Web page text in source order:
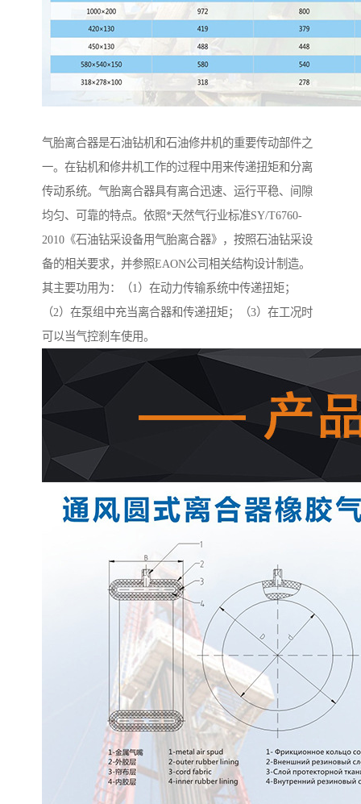
气胎离合器是石油钻机和石油修井机的重要传动部件之
一。在钻机和修井机工作的过程中用来传递扭矩和分离
传动系统。气胎离合器具有离合迅速、运行平稳、间隙
均匀、可靠的特点。依照*天然气行业标准SY/T6760-
2010《石油钻采设备用气胎离合器》，按照石油钻采设
备的相关要求，并参照EAON公司相关结构设计制造。
其主要功用为：（1）在动力传输系统中传递扭矩；
（2）在泵组中充当离合器和传递扭矩；（3）在工况时
可以当气控刹车使用。